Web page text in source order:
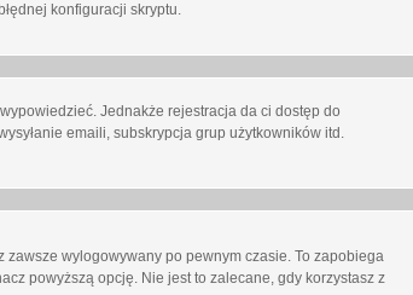
konfiguracji skryptu.
Jednakże rejestracja da ci dostęp do
emaili, subskrypcja grup użytkowników itd.
wylogowywany po pewnym czasie. To zapobiega
powyższą opcję. Nie jest to zalecane, gdy korzystasz z